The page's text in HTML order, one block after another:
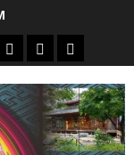
Eventsyuuriyou
2026